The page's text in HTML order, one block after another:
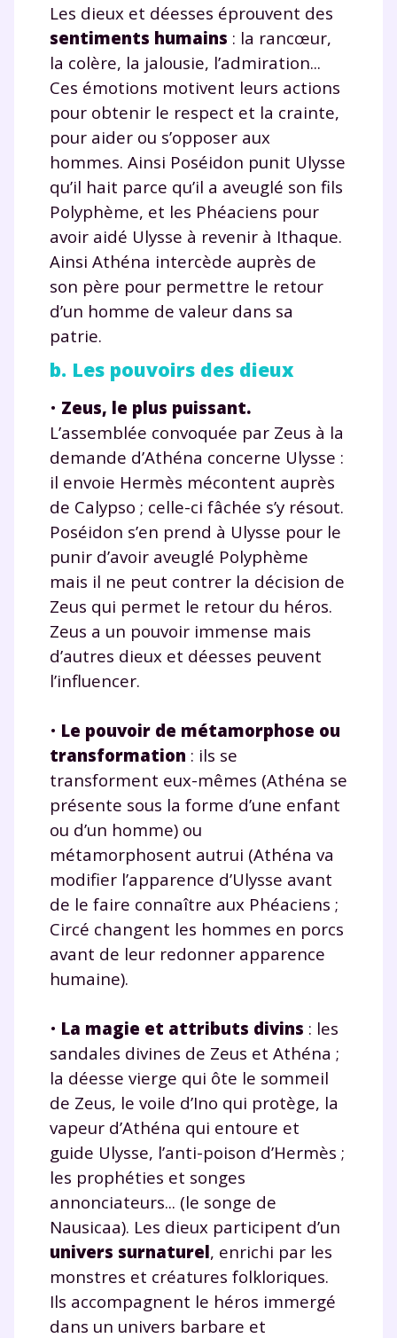
Les dieux et déesses éprouvent des
sentiments humains : la rancœur,
la colère, la jalousie, l’admiration...
Ces émotions motivent leurs actions
pour obtenir le respect et la crainte,
pour aider ou s’opposer aux
hommes. Ainsi Poséidon punit Ulysse
qu’il hait parce qu’il a aveuglé son fils
Polyphème, et les Phéaciens pour
avoir aidé Ulysse à revenir à Ithaque.
Ainsi Athéna intercède auprès de
son père pour permettre le retour
d’un homme de valeur dans sa
patrie.
b. Les pouvoirs des dieux
• Zeus, le plus puissant.
L’assemblée convoquée par Zeus à la
demande d’Athéna concerne Ulysse :
il envoie Hermès mécontent auprès
de Calypso ; celle-ci fâchée s’y résout.
Poséidon s’en prend à Ulysse pour le
punir d’avoir aveuglé Polyphème
mais il ne peut contrer la décision de
Zeus qui permet le retour du héros.
Zeus a un pouvoir immense mais
d’autres dieux et déesses peuvent
l’influencer.
• Le pouvoir de métamorphose ou
transformation : ils se
transforment eux-mêmes (Athéna se
présente sous la forme d’une enfant
ou d’un homme) ou
métamorphosent autrui (Athéna va
modifier l’apparence d’Ulysse avant
de le faire connaître aux Phéaciens ;
Circé changent les hommes en porcs
avant de leur redonner apparence
humaine).
• La magie et attributs divins : les
sandales divines de Zeus et Athéna ;
la déesse vierge qui ôte le sommeil
de Zeus, le voile d’Ino qui protège, la
vapeur d’Athéna qui entoure et
guide Ulysse, l’anti-poison d’Hermès ;
les prophéties et songes
annonciateurs... (le songe de
Nausicaa). Les dieux participent d’un
univers surnaturel, enrichi par les
monstres et créatures folkloriques.
Ils accompagnent le héros immergé
dans un univers barbare et